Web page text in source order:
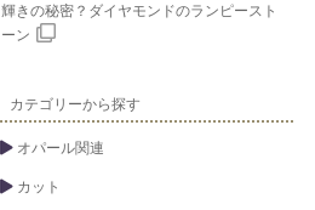
輝きの秘密？ダイヤモンドのランピースト
ーン
カテゴリーから探す
オパール関連
カット